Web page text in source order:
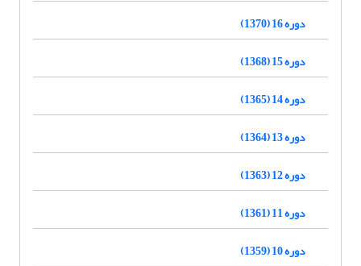
دوره 16 (1370)
دوره 15 (1368)
دوره 14 (1365)
دوره 13 (1364)
دوره 12 (1363)
دوره 11 (1361)
دوره 10 (1359)